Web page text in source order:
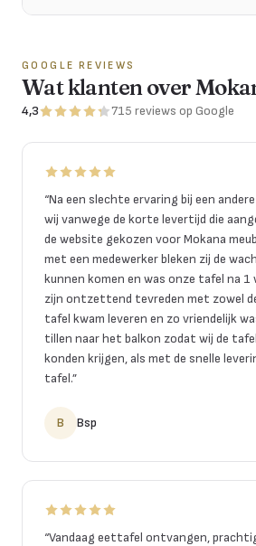
GOOGLE REVIEWS
Wat klanten over
4,3 715 reviews op Google
“Na een slechte ervaring bij een
wij vanwege de korte levertijd die
de website gekozen voor Mokana
met een medewerker bleken zij de
kunnen komen en was onze tafel na 1
zijn ontzettend tevreden met zowel
tafel kwam leveren en zo vriendelijk
tillen naar het balkon zodat wij de
konden krijgen, als met de snelle
tafel.”
B Bsp
“Vandaag eettafel ontvangen,